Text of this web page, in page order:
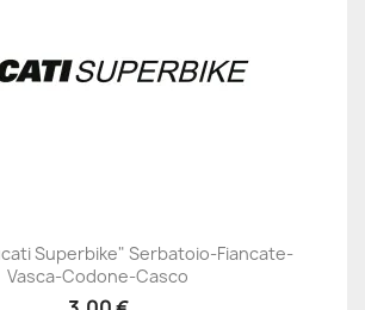
Superbike" Serbatoio-Fiancate-
Vasca-Codone-Casco